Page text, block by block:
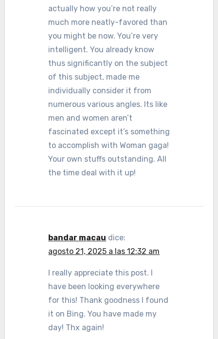
actually how you’re not really
much more neatly-favored than
you might be now. You’re very
intelligent. You already know
thus significantly on the subject
of this subject, made me
individually consider it from
numerous various angles. Its like
men and women aren’t
fascinated except it’s something
to accomplish with Woman gaga!
Your own stuffs outstanding. All
the time deal with it up!
bandar macau dice:
agosto 21, 2025 a las 12:32 am
I really appreciate this post. I
have been looking everywhere
for this! Thank goodness I found
it on Bing. You have made my
day! Thx again!